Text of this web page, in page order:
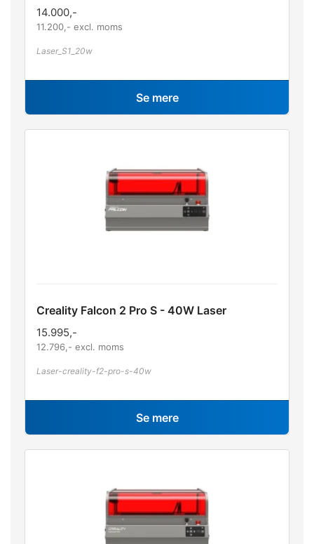
14.000,-
11.200 ,- excl. moms
Laser_S1_20w
Se mere
Creality Falcon 2 Pro S - 40W Laser
15.995,-
12.796 ,- excl. moms
Laser-creality-f2-pro-s-40w
Se mere